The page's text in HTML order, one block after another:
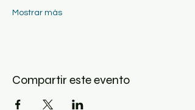
Mostrar más
Compartir este evento